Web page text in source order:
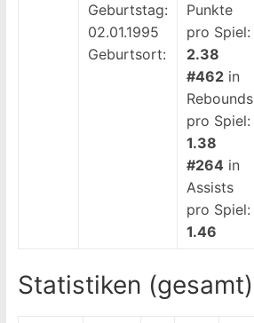
Geburtstag:
02.01.1995
Geburtsort:
Punkte
pro Spiel:
2.38
#462 in
Rebounds
pro Spiel:
1.38
#264 in
Assists
pro Spiel:
1.46
Statistiken (gesamt)